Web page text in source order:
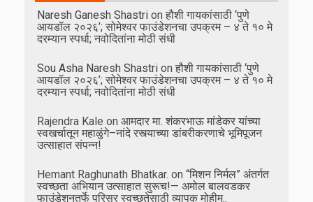
Naresh Ganesh Shastri on हौशी गायकांसाठी ‘पुणे
आयडॉल २०२६’; सोमेश्वर फाउंडेशनचा उपक्रम – ४ ते १० मे
दरम्यान स्पर्धा; नवोदितांना मोठी संधी
Sou Asha Naresh Shastri on हौशी गायकांसाठी ‘पुणे
आयडॉल २०२६’; सोमेश्वर फाउंडेशनचा उपक्रम – ४ ते १० मे
दरम्यान स्पर्धा; नवोदितांना मोठी संधी
Rajendra Kale on आमदार मा. शंकरभाऊ मांडेकर यांच्या
स्वखर्चातून महाळुंगे–नांदे रस्त्याच्या डांबरीकरणाचे भूमिपूजन
उत्साहात संपन्न!
Hemant Raghunath Bhatkar. on “मिशन निर्मल” अंतर्गत
स्वच्छता अभियान उत्साहात सुरूच!— अमोल बालवडकर
फाउंडेशनतर्फे परिसर स्वच्छतेसाठी व्यापक मोहीम..